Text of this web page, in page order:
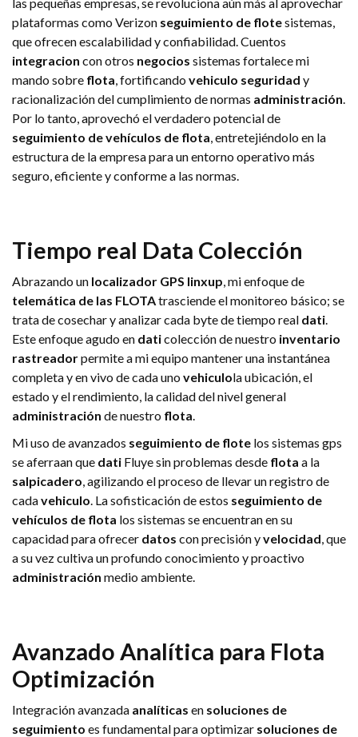
plataformas como Verizon seguimiento de flotesistemas,
que ofrecen escalabilidad y confiabilidad. Cuentos
integracion con otros negocios sistemas fortalece mi
mando sobre flota, fortificando vehiculo seguridad y
racionalización del cumplimiento de normas administración.
Por lo tanto, aprovechó el verdadero potencial de
seguimiento de vehículos de flota, entretejiéndolo en la
estructura de la empresa para un entorno operativo más
seguro, eficiente y conforme a las normas.
Tiempo real Data Colección
Abrazando un localizador GPS linxup, mi enfoque de
telemática de las FLOTAtrasciende el monitoreo básico; se
trata de cosechar y analizar cada byte de tiempo real dati.
Este enfoque agudo en daticolección de nuestro inventario
rastreadorpermite a mi equipo mantener una instantánea
completa y en vivo de cada uno vehiculola ubicación, el
estado y el rendimiento, la calidad del nivel general
administración de nuestro flota.
Mi uso de avanzados seguimiento de flote los sistemas gps
se aferraan que dati Fluye sin problemas desde flota a la
salpicadero, agilizando el proceso de llevar un registro de
cadavehiculo. La sofisticación de estos seguimiento de
vehículos de flota los sistemas se encuentran en su
capacidad para ofrecer datos con precisión yvelocidad, que
a su vez cultiva un profundo conocimiento y proactivo
administración medio ambiente.
Avanzado Analítica para Flota
Optimización
Integración avanzada analíticas en soluciones de
seguimiento es fundamental para optimizar soluciones de